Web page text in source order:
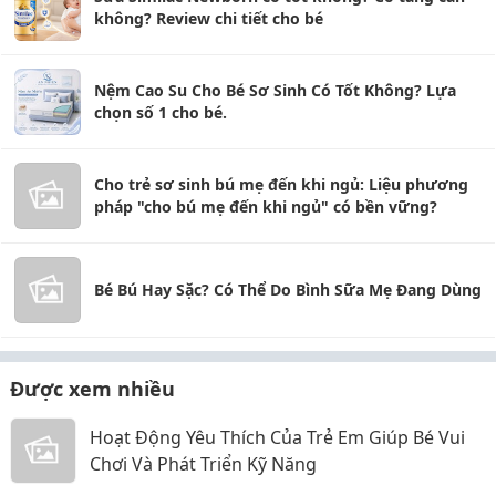
không? Review chi tiết cho bé
Nệm Cao Su Cho Bé Sơ Sinh Có Tốt Không? Lựa
chọn số 1 cho bé.
Cho trẻ sơ sinh bú mẹ đến khi ngủ: Liệu phương
pháp "cho bú mẹ đến khi ngủ" có bền vững?
Bé Bú Hay Sặc? Có Thể Do Bình Sữa Mẹ Đang Dùng
Được xem nhiều
Hoạt Động Yêu Thích Của Trẻ Em Giúp Bé Vui
Chơi Và Phát Triển Kỹ Năng